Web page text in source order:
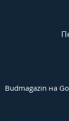
Budmagazin на